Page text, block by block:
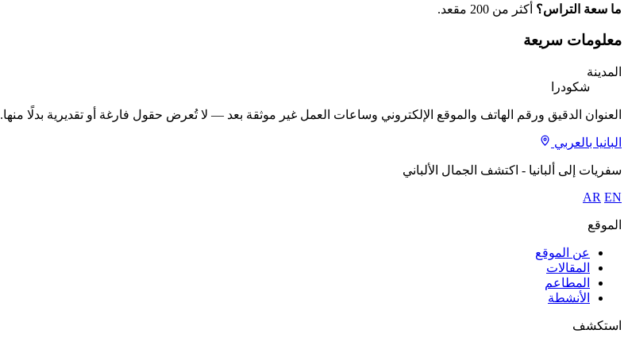
ما سعة التراس؟ أكثر من 200 مقعد.
معلومات سريعة
المدينة
شكودرا
العنوان الدقيق ورقم الهاتف والموقع الإلكتروني وساعات العمل غير موثقة بعد — لا تُعرض حقول فارغة أو تقديرية بدلًا منها.
البانيا بالعربي
سفريات إلى ألبانيا - اكتشف الجمال الألباني
AR EN
الموقع
عن الموقع
المقالات
المطاعم
الأنشطة
استكشف